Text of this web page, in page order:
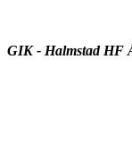
GIK - Halmstad HF